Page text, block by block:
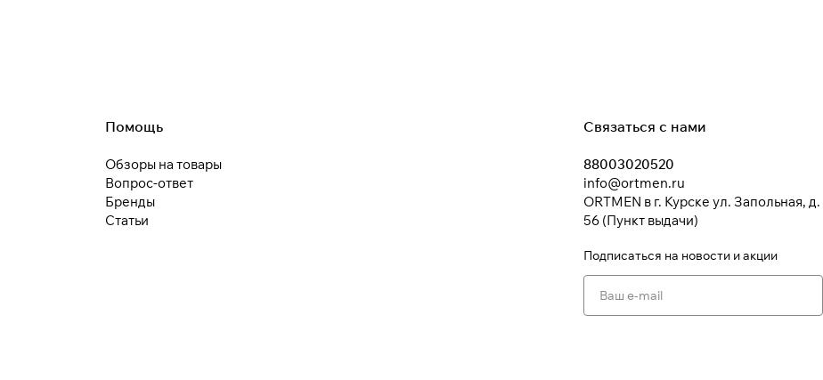
Помощь
Обзоры на товары
Вопрос-ответ
Бренды
Статьи
Связаться с нами
88003020520
info@ortmen.ru
ORTMEN в г. Курске ул. Запольная, д.
56 (Пункт выдачи)
Подписаться на новости и акции